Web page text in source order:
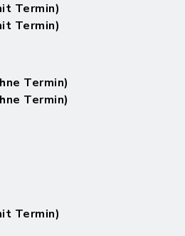
Termin)
Termin)
Termin)
Termin)
Termin)